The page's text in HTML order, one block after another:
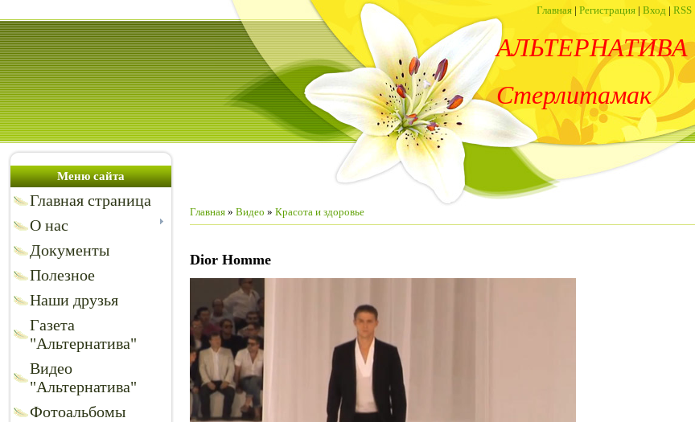
Главная | Регистрация | Вход | RSS
АЛЬТЕРНАТИВА
Стерлитамак
Меню сайта
Главная страница
О нас
Документы
Полезное
Наши друзья
Газета
"Альтернатива"
Видео
"Альтернатива"
Фотоальбомы
Главная » Видео » Красота и здоровье
Dior Homme